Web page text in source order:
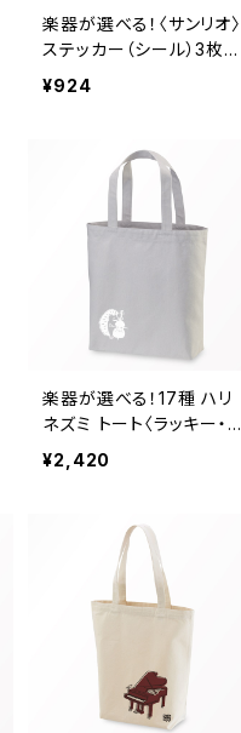
楽器が選べる！〈サンリオ〉
ステッカー（シール）3枚セ
ット
¥924
楽器が選べる！17種 ハリ
ネズミ トート〈ラッキー・ハ
リー〉 グレー
¥2,420